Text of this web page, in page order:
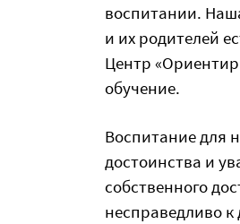
воспитании.
и их родителей
Центр
обучение.
Воспитание для
достоинства и
собственного
несправедливо